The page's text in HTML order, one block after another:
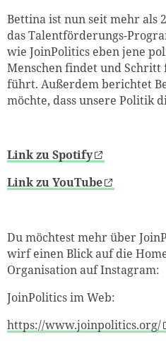
Bettina ist nun seit mehr als
das Talentförderungs-
wie JoinPolitics eben jene
Menschen findet und
führt. Außerdem berichtet
möchte, dass unsere Politik
Link zu Spotify
Link zu YouTube
Du möchtest mehr über
wirf einen Blick auf die
Organisation auf Instagram:
JoinPolitics im Web:
https://www.joinpolitics.org/